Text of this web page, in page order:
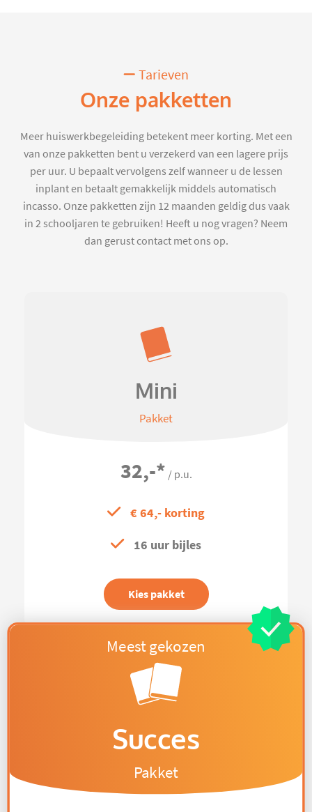
Tarieven
Onze pakketten
Meer huiswerkbegeleiding betekent meer korting. Met een
van onze pakketten bent u verzekerd van een lagere prijs
per uur. U bepaalt vervolgens zelf wanneer u de lessen
inplant en betaalt gemakkelijk middels automatisch
incasso. Onze pakketten zijn 12 maanden geldig dus vaak
in 2 schooljaren te gebruiken! Heeft u nog vragen? Neem
dan gerust contact met ons op.
Mini
Pakket
32,-* / p.u.
€ 64,- korting
16 uur bijles
Kies pakket
Succes
Pakket